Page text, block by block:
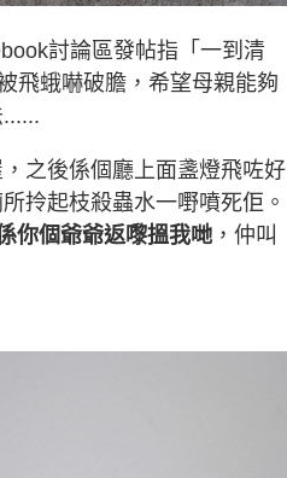
討論區發帖指「一到清
飛蛾嚇破膽，希望母親能夠
之後係個廳上面盞燈飛咗好
拎起枝殺蟲水一嘢噴死佢。
你個爺爺返嚟搵我哋 ，仲叫